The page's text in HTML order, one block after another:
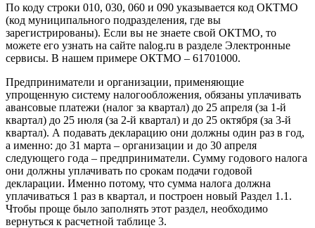
По коду строки 010, 030, 060 и 090 указывается код ОКТМО
(код муниципального подразделения, где вы
зарегистрированы). Если вы не знаете свой ОКТМО, то
можете его узнать на сайте nalog.ru в разделе Электронные
сервисы. В нашем примере ОКТМО – 61701000.
Предприниматели и организации, применяющие
упрощенную систему налогообложения, обязаны уплачивать
авансовые платежи (налог за квартал) до 25 апреля (за 1-й
квартал) до 25 июля (за 2-й квартал) и до 25 октября (за 3-й
квартал). А подавать декларацию они должны один раз в год,
а именно: до 31 марта – организации и до 30 апреля
следующего года – предприниматели. Сумму годового налога
они должны уплачивать по срокам подачи годовой
декларации. Именно потому, что сумма налога должна
уплачиваться 1 раз в квартал, и построен новый Раздел 1.1.
Чтобы проще было заполнять этот раздел, необходимо
вернуться к расчетной таблице 3.